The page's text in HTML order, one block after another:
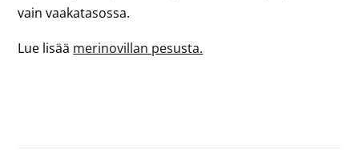
vain vaakatasossa.
Lue lisää merinovillan pesusta.